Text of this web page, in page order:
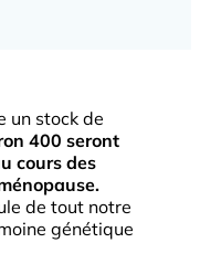
un stock de
400 seront
cours des
de tout notre
génétique